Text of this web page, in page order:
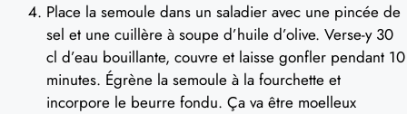
Place la semoule dans un saladier avec une pincée de
sel et une cuillère à soupe d’huile d’olive. Verse-y 30
cl d’eau bouillante, couvre et laisse gonfler pendant 10
minutes. Égrène la semoule à la fourchette et
incorpore le beurre fondu. Ça va être moelleux